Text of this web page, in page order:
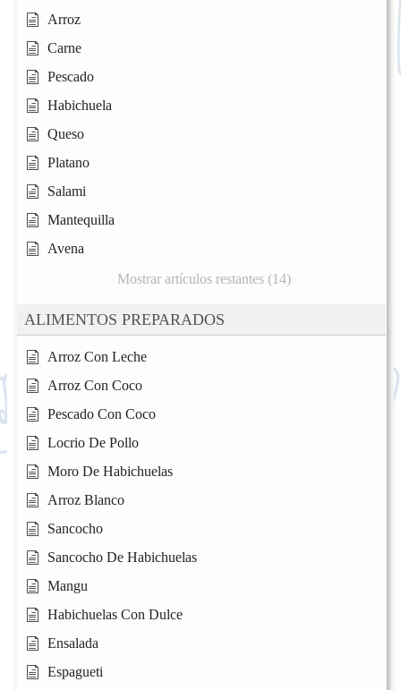
Arroz
Carne
Pescado
Habichuela
Queso
Platano
Salami
Mantequilla
Avena
Mostrar artículos restantes (14)
ALIMENTOS PREPARADOS
Arroz Con Leche
Arroz Con Coco
Pescado Con Coco
Locrio De Pollo
Moro De Habichuelas
Arroz Blanco
Sancocho
Sancocho De Habichuelas
Mangu
Habichuelas Con Dulce
Ensalada
Espagueti